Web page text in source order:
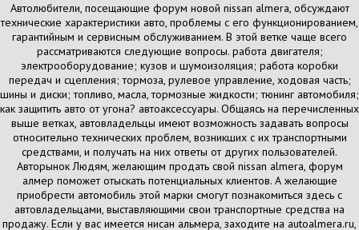
Автолюбители, посещающие форум новой nissan almera, обсуждают
технические характеристики авто, проблемы с его функционированием,
гарантийным и сервисным обслуживанием. В этой ветке чаще всего
рассматриваются следующие вопросы. работа двигателя;
электрооборудование; кузов и шумоизоляция; работа коробки
передач и сцепления; тормоза, рулевое управление, ходовая часть;
шины и диски; топливо, масла, тормозные жидкости; тюнинг автомобиля;
как защитить авто от угона? автоаксессуары. Общаясь на перечисленных
выше ветках, автовладельцы имеют возможность задавать вопросы
относительно технических проблем, возникших с их транспортными
средствами, и получать на них ответы от других пользователей.
Авторынок Людям, желающим продать свой nissan almera, форум
алмер поможет отыскать потенциальных клиентов. А желающие
приобрести автомобиль этой марки смогут познакомиться здесь с
автовладельцами, выставляющими свои транспортные средства на
продажу. Если у вас имеется нисан альмера, заходите на autoalmera.ru,